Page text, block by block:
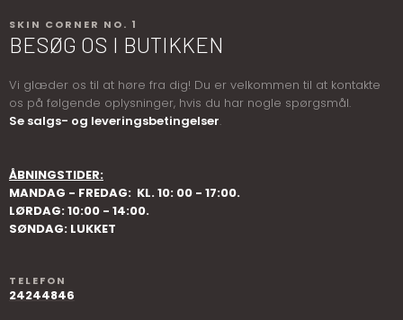
SKIN CORNER NO. 1
BESØG OS I BUTIKKEN
​​​Vi glæder os til at høre fra dig! Du er velkommen til at kontakte
os på følgende oplysninger, hvis du har nogle spørgsmål.
Se salgs- og leveringsbetingelser.
ÅBNINGSTIDER​:
MANDAG - FREDAG: ​ KL. 10: 00 - 17:00.
LØRDAG: 10:00 - 14:00.
SØNDAG: LUKKET
TELEFON
24244846